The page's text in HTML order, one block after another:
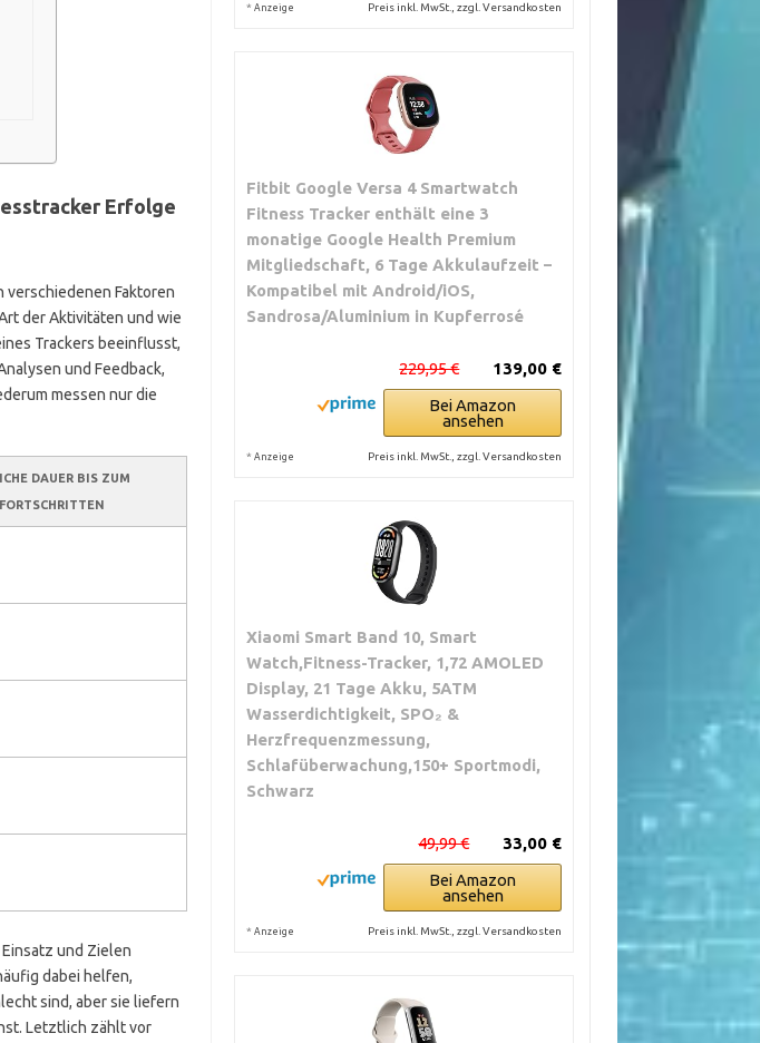
Erfolge
verschiedenen Faktoren
der Aktivitäten und wie
Trackers beeinflusst,
und Feedback,
messen nur die
DAUER BIS ZUM
und Zielen
dabei helfen,
sind, aber sie liefern
Letztlich zählt vor
* Anzeige Preis inkl. MwSt., zzgl. Versandkosten
Fitbit Google Versa 4 Smartwatch
Fitness Tracker enthält eine 3
monatige Google Health Premium
Mitgliedschaft, 6 Tage Akkulaufzeit –
Kompatibel mit Android/iOS,
Sandrosa/Aluminium in Kupferrosé
139,00 €
229,95 €
Bei Amazon
ansehen
* Anzeige Preis inkl. MwSt., zzgl. Versandkosten
Xiaomi Smart Band 10, Smart
Watch,Fitness-Tracker, 1,72 AMOLED
Display, 21 Tage Akku, 5ATM
Wasserdichtigkeit, SPO₂ &
Herzfrequenzmessung,
Schlafüberwachung,150+ Sportmodi,
Schwarz
33,00 €
49,99 €
Bei Amazon
ansehen
* Anzeige Preis inkl. MwSt., zzgl. Versandkosten